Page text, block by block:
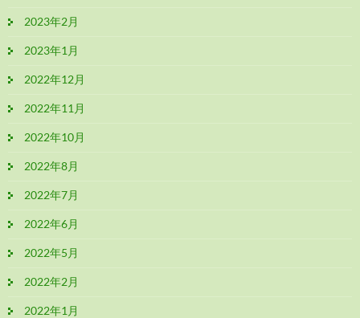
2023年2月
2023年1月
2022年12月
2022年11月
2022年10月
2022年8月
2022年7月
2022年6月
2022年5月
2022年2月
2022年1月